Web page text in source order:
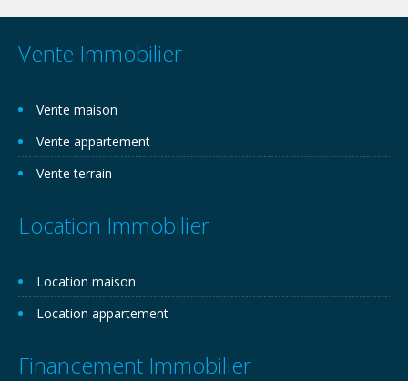
Vente Immobilier
Vente maison
Vente appartement
Vente terrain
Location Immobilier
Location maison
Location appartement
Financement Immobilier